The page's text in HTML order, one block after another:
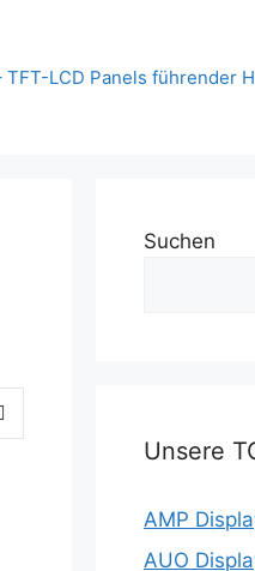
TFT-LCD Panels führender
Suchen
Unsere
AMP
AUO